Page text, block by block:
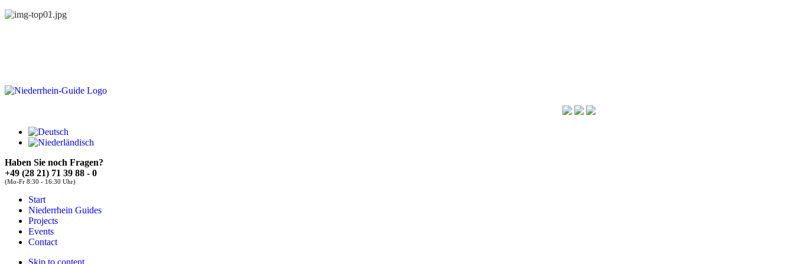
Haben Sie noch Fragen?
+49 (28 21) 71 39 88 - 0
(Mo-Fr 8:30 - 16:30 Uhr)
Start
Niederrhein Guides
Projects
Events
Contact
Skip to content
About Guides FAQs
Font Size
Increase font size
Decrease font size